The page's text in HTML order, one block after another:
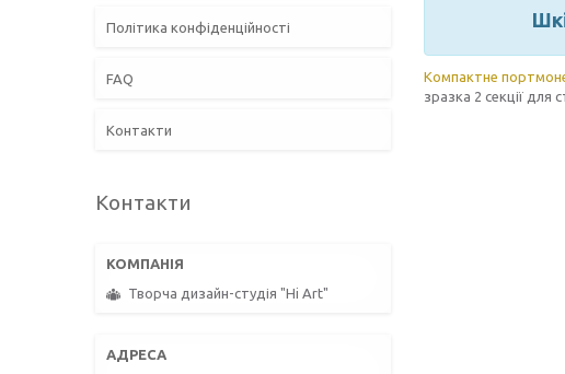
Компактне
зразка 2 секції для
Політика конфіденційності
FAQ
Контакти
Контакти
Творча дизайн-студія "Hi Art"